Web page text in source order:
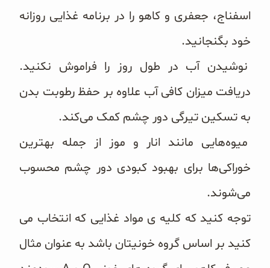
اسفناج، جعفری و کاهو را در برنامه غذایی روزانه
خود بگنجانید.
نوشیدن آب در طول روز را فراموش نکنید.
دریافت میزان کافی آب علاوه بر حفظ رطوبت بدن
به تسکین تیرگی دور چشم کمک می‌کند.
میوه‌هایی مانند انار و موز از جمله بهترین
خوراکی‌ها برای بهبود کبودی دور چشم محسوب
می‌شوند.
توجه کنید که کلیه ی مواد غذایی که انتخاب می
کنید بر اساس گروه خونیتان باشد به عنوان مثال